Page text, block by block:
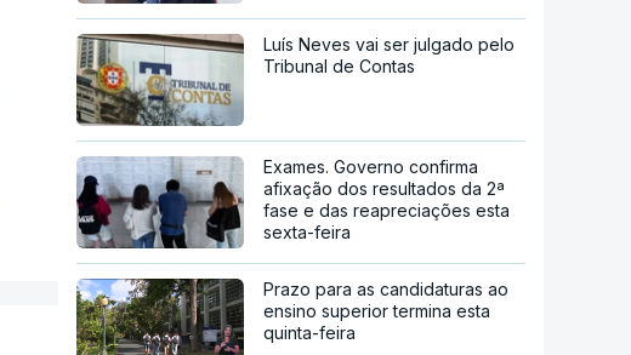
Luís Neves vai ser julgado pelo
Tribunal de Contas
Exames. Governo confirma
afixação dos resultados da 2ª
fase e das reapreciações esta
sexta-feira
Prazo para as candidaturas ao
ensino superior termina esta
quinta-feira